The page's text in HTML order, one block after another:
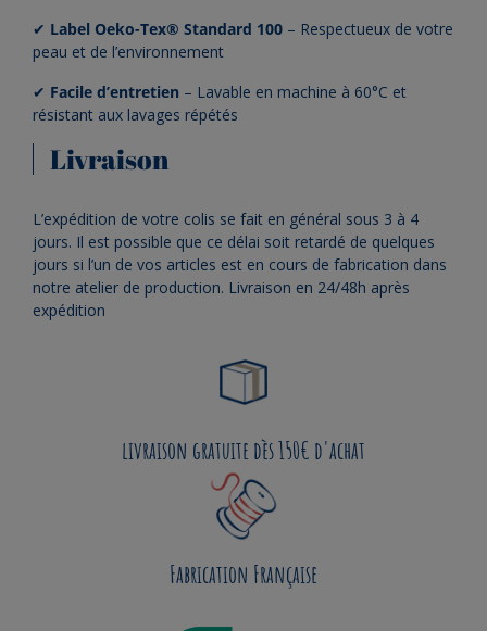
✔ Label Oeko-Tex® Standard 100 – Respectueux de votre
peau et de l’environnement
✔ Facile d’entretien – Lavable en machine à 60°C et
résistant aux lavages répétés
Livraison
L’expédition de votre colis se fait en général sous 3 à 4
jours. Il est possible que ce délai soit retardé de quelques
jours si l’un de vos articles est en cours de fabrication dans
notre atelier de production. Livraison en 24/48h après
expédition
livraison gratuite dès 150€ d'achat
Fabrication Française